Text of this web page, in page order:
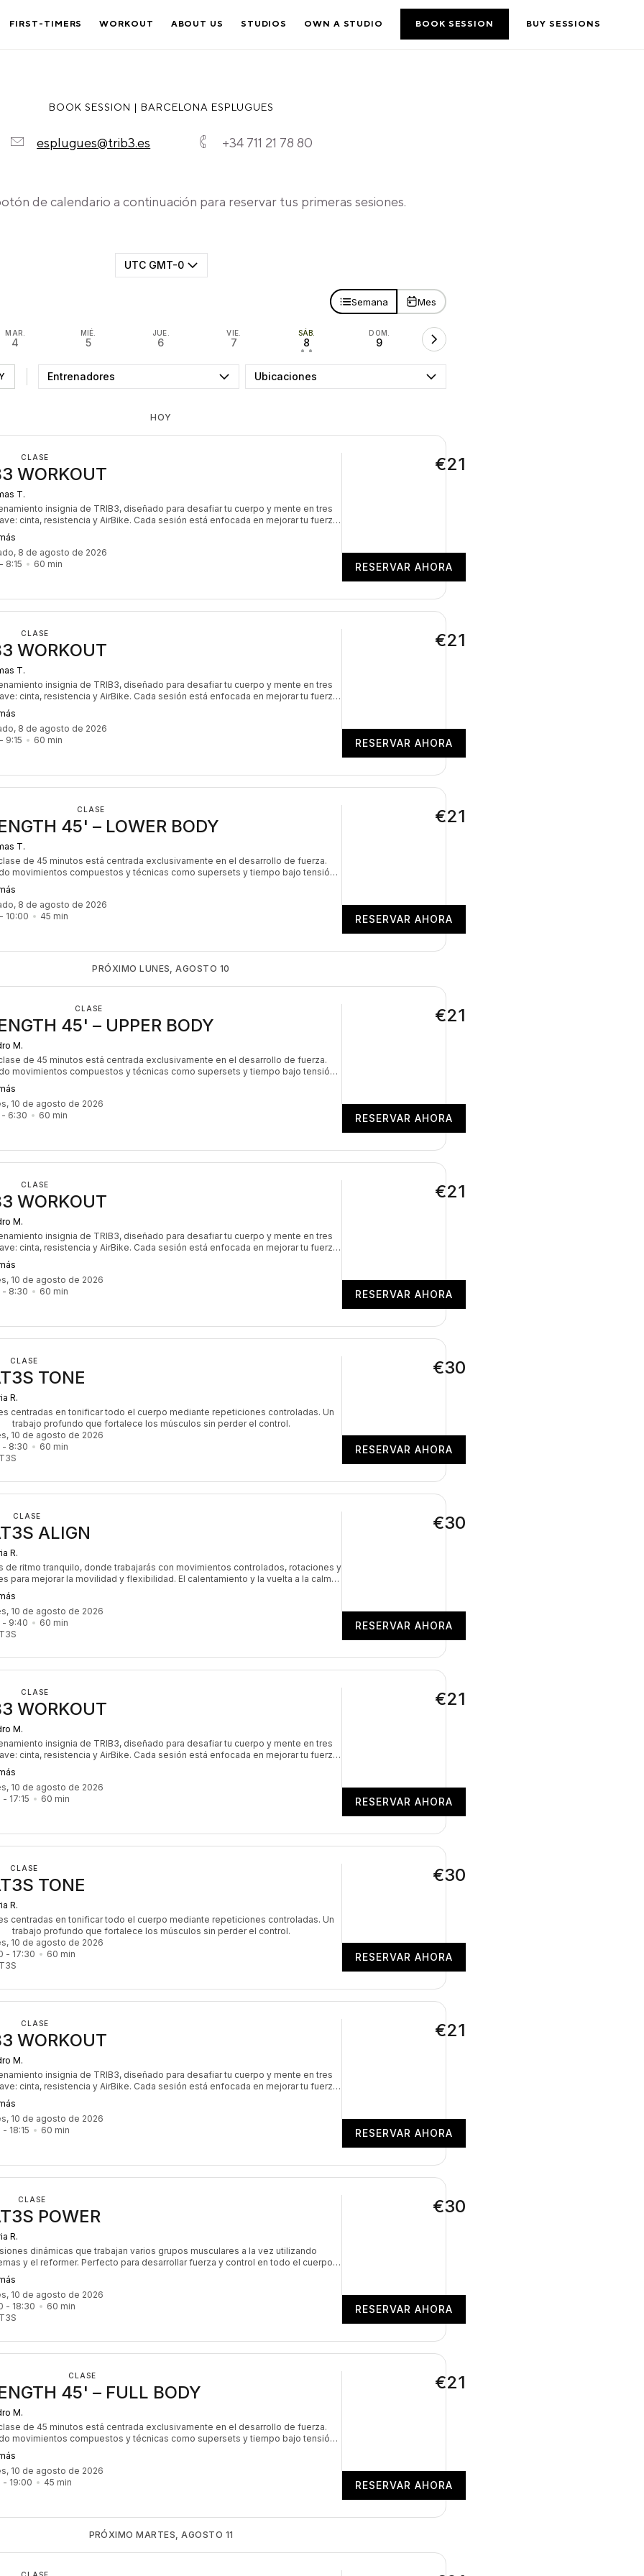
FIRST-TIMERS WORKOUT ABOUT US STUDIOS OWN A STUDIO BOOK SESSION BUY SESSIONS
BOOK SESSION | BARCELONA ESPLUGUES
esplugues@trib3.es +34 711 21 78 80
de calendario a continuación para reservar tus primeras sesiones.
UTC GMT-0
Semana Mes
MAR.
4
MIÉ.
5
JUE.
6
VIE.
7
SÁB.
8
• •
DOM.
9
Entrenadores Ubicaciones
HOY
CLASE
WORKOUT
T.
insignia de TRIB3, diseñado para desafiar tu cuerpo y mente en tres
cinta, resistencia y AirBike. Cada sesión está enfocada en mejorar tu fuerza,
cardiovascular y quema de calorías. Con un ritmo intenso y dinámico, es el
perfecto para quienes buscan maximizar sus resultados y trabajar todo el
de manera equilibrada. ¡Es el desafío que nunca puede faltar en tu rutina!
8 de agosto de 2026
- 8:15 60 min
€21
RESERVAR AHORA
CLASE
WORKOUT
T.
insignia de TRIB3, diseñado para desafiar tu cuerpo y mente en tres
cinta, resistencia y AirBike. Cada sesión está enfocada en mejorar tu fuerza,
cardiovascular y quema de calorías. Con un ritmo intenso y dinámico, es el
perfecto para quienes buscan maximizar sus resultados y trabajar todo el
de manera equilibrada. ¡Es el desafío que nunca puede faltar en tu rutina!
8 de agosto de 2026
- 9:15 60 min
€21
RESERVAR AHORA
CLASE
45' – LOWER BODY
T.
de 45 minutos está centrada exclusivamente en el desarrollo de fuerza.
movimientos compuestos y técnicas como supersets y tiempo bajo tensión,
en la activación muscular para desarrollar resistencia, hipertrofia y potencia.
y el trabajo controlado son esenciales para mejorar tu capacidad de
y maximizar los resultados. Cada sesión está diseñada para levantar con
inteligencia, empujando tus límites y construyendo fuerza real.
8 de agosto de 2026
- 10:00 45 min
€21
RESERVAR AHORA
PRÓXIMO LUNES, AGOSTO 10
CLASE
45' – UPPER BODY
M.
de 45 minutos está centrada exclusivamente en el desarrollo de fuerza.
movimientos compuestos y técnicas como supersets y tiempo bajo tensión,
en la activación muscular para desarrollar resistencia, hipertrofia y potencia.
y el trabajo controlado son esenciales para mejorar tu capacidad de
y maximizar los resultados. Cada sesión está diseñada para levantar con
inteligencia, empujando tus límites y construyendo fuerza real.
10 de agosto de 2026
- 6:30 60 min
€21
RESERVAR AHORA
CLASE
WORKOUT
M.
insignia de TRIB3, diseñado para desafiar tu cuerpo y mente en tres
cinta, resistencia y AirBike. Cada sesión está enfocada en mejorar tu fuerza,
cardiovascular y quema de calorías. Con un ritmo intenso y dinámico, es el
perfecto para quienes buscan maximizar sus resultados y trabajar todo el
de manera equilibrada. ¡Es el desafío que nunca puede faltar en tu rutina!
10 de agosto de 2026
- 8:30 60 min
€21
RESERVAR AHORA
CLASE
TONE
R.
centradas en tonificar todo el cuerpo mediante repeticiones controladas. Un
trabajo profundo que fortalece los músculos sin perder el control.
10 de agosto de 2026
- 8:30 60 min
€30
RESERVAR AHORA
CLASE
ALIGN
R.
de ritmo tranquilo, donde trabajarás con movimientos controlados, rotaciones y
para mejorar la movilidad y flexibilidad. El calentamiento y la vuelta a la calma
10 de agosto de 2026
- 9:40 60 min
€30
RESERVAR AHORA
CLASE
WORKOUT
M.
insignia de TRIB3, diseñado para desafiar tu cuerpo y mente en tres
cinta, resistencia y AirBike. Cada sesión está enfocada en mejorar tu fuerza,
cardiovascular y quema de calorías. Con un ritmo intenso y dinámico, es el
perfecto para quienes buscan maximizar sus resultados y trabajar todo el
de manera equilibrada. ¡Es el desafío que nunca puede faltar en tu rutina!
10 de agosto de 2026
- 17:15 60 min
€21
RESERVAR AHORA
CLASE
TONE
R.
centradas en tonificar todo el cuerpo mediante repeticiones controladas. Un
trabajo profundo que fortalece los músculos sin perder el control.
10 de agosto de 2026
- 17:30 60 min
€30
RESERVAR AHORA
CLASE
WORKOUT
M.
insignia de TRIB3, diseñado para desafiar tu cuerpo y mente en tres
cinta, resistencia y AirBike. Cada sesión está enfocada en mejorar tu fuerza,
cardiovascular y quema de calorías. Con un ritmo intenso y dinámico, es el
perfecto para quienes buscan maximizar sus resultados y trabajar todo el
de manera equilibrada. ¡Es el desafío que nunca puede faltar en tu rutina!
10 de agosto de 2026
- 18:15 60 min
€21
RESERVAR AHORA
CLASE
POWER
R.
dinámicas que trabajan varios grupos musculares a la vez utilizando
y el reformer. Perfecto para desarrollar fuerza y control en todo el cuerpo,
10 de agosto de 2026
- 18:30 60 min
€30
RESERVAR AHORA
CLASE
45' – FULL BODY
M.
de 45 minutos está centrada exclusivamente en el desarrollo de fuerza.
movimientos compuestos y técnicas como supersets y tiempo bajo tensión,
en la activación muscular para desarrollar resistencia, hipertrofia y potencia.
y el trabajo controlado son esenciales para mejorar tu capacidad de
y maximizar los resultados. Cada sesión está diseñada para levantar con
inteligencia, empujando tus límites y construyendo fuerza real.
10 de agosto de 2026
- 19:00 45 min
€21
RESERVAR AHORA
PRÓXIMO MARTES, AGOSTO 11